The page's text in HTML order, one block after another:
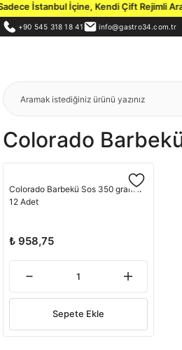
İstanbul İçine, Kendi Çift Rejimli
+90 545 318 18 41 info@gastro34.com.tr
Colorado
Colorado Barbekü Sos 350 gram x
12 Adet
₺ 958,75
Sepete Ekle